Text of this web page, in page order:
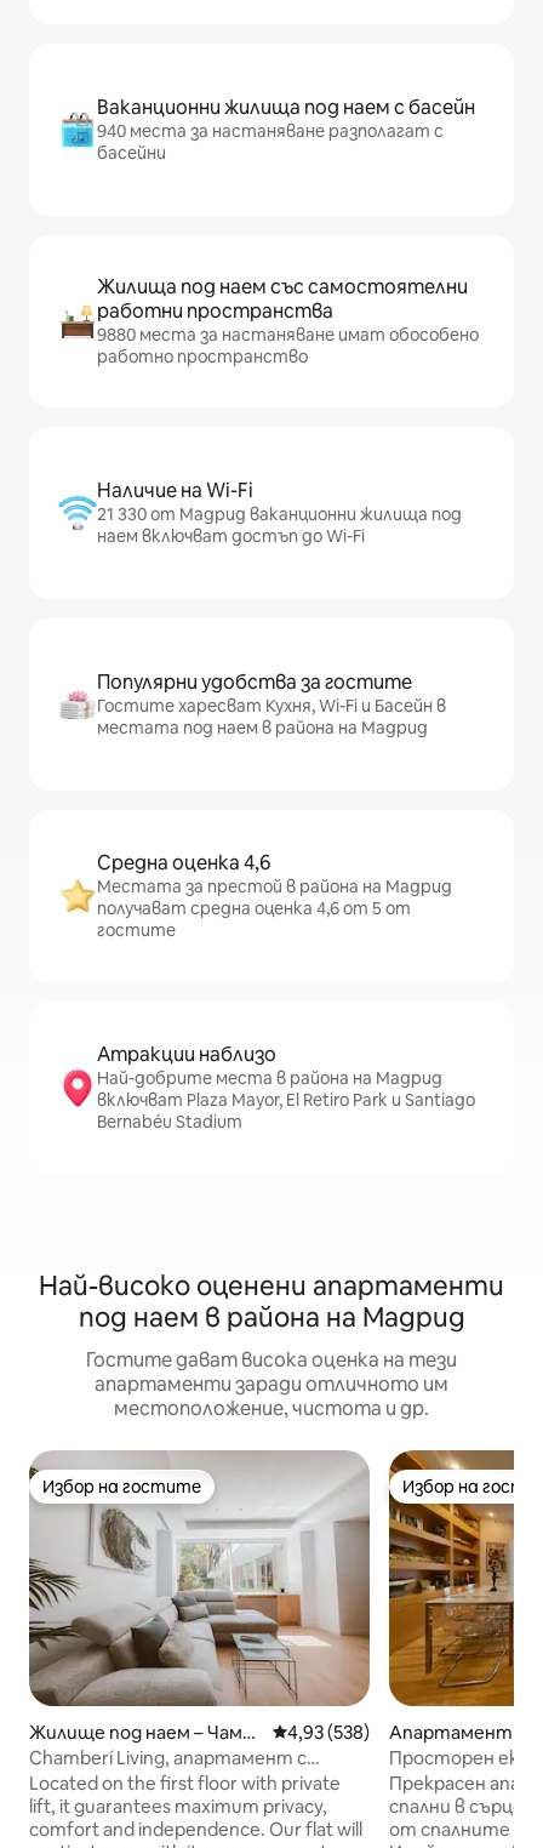
Ваканционни жилища под наем с басейн
940 места за настаняване разполагат с
басейни
Жилища под наем със самостоятелни
работни пространства
9880 места за настаняване имат обособено
работно пространство
Наличие на Wi-Fi
21 330 от Мадрид ваканционни жилища под
наем включват достъп до Wi-Fi
Популярни удобства за гостите
Гостите харесват Кухня, Wi-Fi и Басейн в
местата под наем в района на Мадрид
Средна оценка 4,6
Местата за престой в района на Мадрид
получават средна оценка 4,6 от 5 от
гостите
Атракции наблизо
Най-добрите места в района на Мадрид
включват Plaza Mayor, El Retiro Park и Santiago
Bernabéu Stadium
Най-високо оценени апартаменти
под наем в района на Мадрид
Гостите дават висока оценка на тези
апартаменти заради отличното им
местоположение, чистота и др.
Избор на гостите
Избор на гостите
Жилище под наем – Чамб
ерито
Средна оценка: 4,93 от 5,
4,93 (538)
Chamberí Living, апартамент с
двойно легло и...
Located on the first floor with private
lift, it guarantees maximum privacy,
comfort and independence. Our flat will
Избор на
Избор на
Апартамент –
а
Просторен
апартамент в
миля
Прекрасен
спални в
от спалните